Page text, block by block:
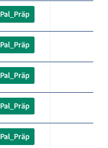
Pal_Präp
Pal_Präp
Pal_Präp
Pal_Präp
Pal_Präp